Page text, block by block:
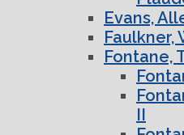
Evans,
Faulkner,
Fontane,
II